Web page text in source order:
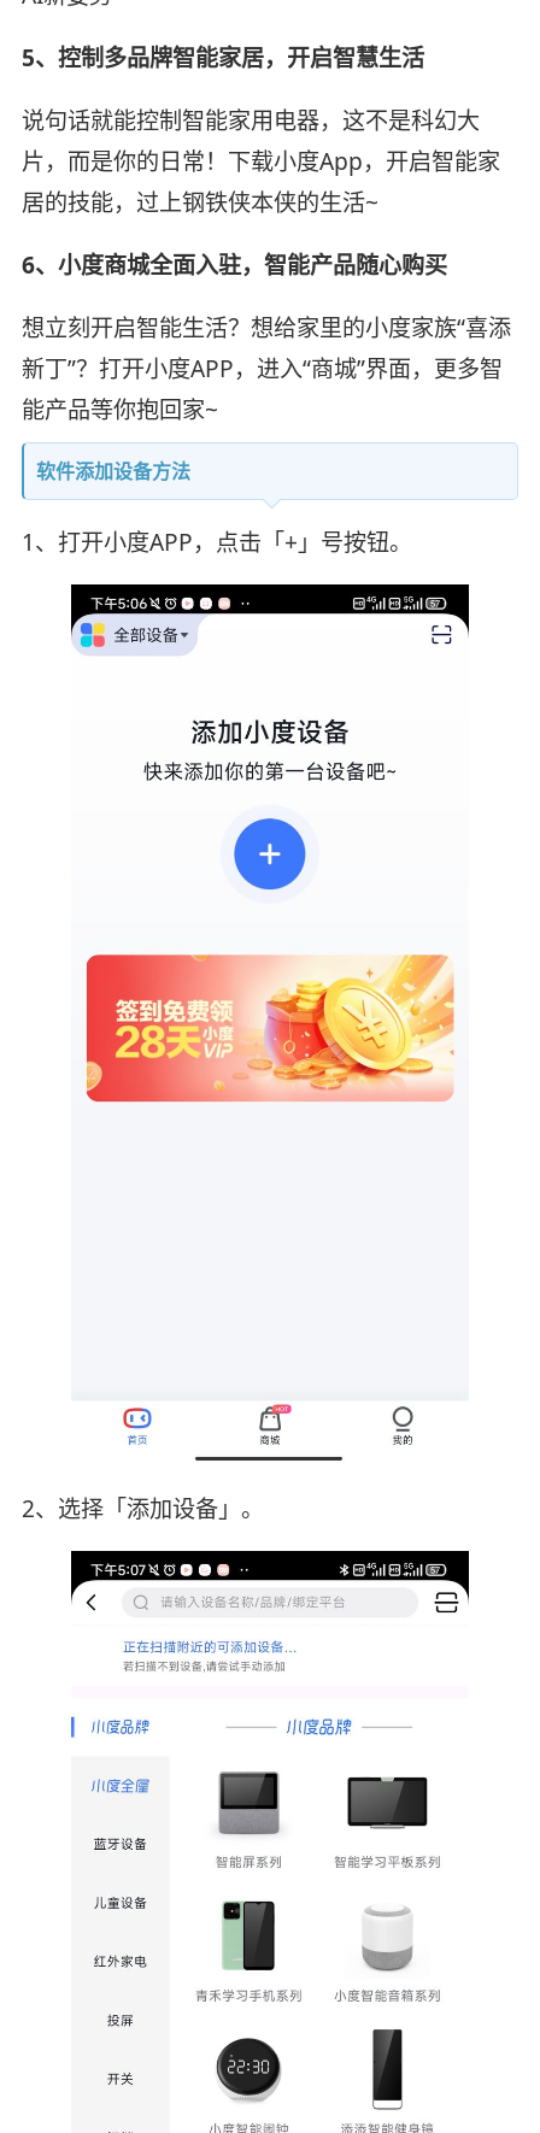
5、控制多品牌智能家居，开启智慧生活
说句话就能控制智能家用电器，这不是科幻大
片，而是你的日常！下载小度App，开启智能家
居的技能，过上钢铁侠本侠的生活~
6、小度商城全面入驻，智能产品随心购买
想立刻开启智能生活？想给家里的小度家族“喜添
新丁”？打开小度APP，进入“商城”界面，更多智
能产品等你抱回家~
软件添加设备方法
1、打开小度APP，点击「+」号按钮。
2、选择「添加设备」。